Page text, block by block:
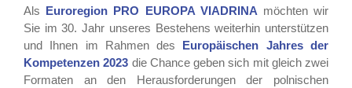
Als Euroregion PRO EUROPA VIADRINA möchten wir
Sie im 30. Jahr unseres Bestehens weiterhin unterstützen
und Ihnen im Rahmen des Europäischen Jahres der
Kompetenzen 2023 die Chance geben sich mit gleich zwei
Formaten an den Herausforderungen der polnischen